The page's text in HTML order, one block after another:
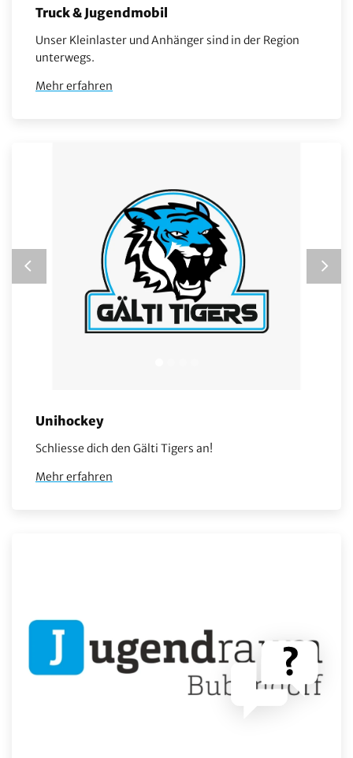
Truck & Jugendmobil
Unser Kleinlaster und Anhänger sind in der Region
unterwegs.
Mehr erfahren
Unihockey
Schliesse dich den Gälti Tigers an!
Mehr erfahren